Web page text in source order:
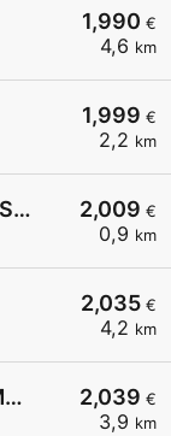
1,990 €
4,6 km
1,999 €
2,2 km
2,009 €
0,9 km
ESSO EXPRESS CARRIERES SUR SEINE
2,035 €
4,2 km
2,039 €
3,9 km
ESSO EXPRESS NANTERRE CLEMENCEAU